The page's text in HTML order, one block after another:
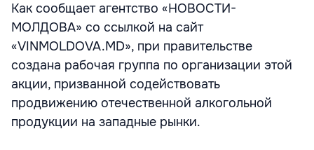
Как сообщает агентство «НОВОСТИ-
МОЛДОВА» со ссылкой на сайт
«VINMOLDOVA.MD», при правительстве
создана рабочая группа по организации этой
акции, призванной содействовать
продвижению отечественной алкогольной
продукции на западные рынки.